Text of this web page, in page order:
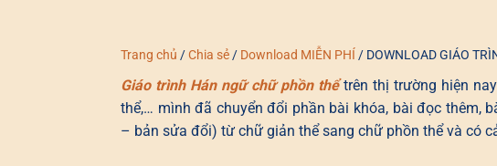
Trang chủ /Chia sẻ / Download MIỄN PHÍ / DOWNLOAD GIÁO
Giáo trình Hán ngữ chữ phồn thểtrên thị trường hiện
thể,… mình đã chuyển đổi phần bài khóa, bài đọc thêm,
– bản sửa đổi) từ chữ giản thể sang chữ phồn thể và có